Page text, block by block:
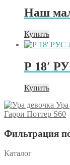
Наш
Купить
Р 18′
Купить
Ура
Гарри Поттер S60
Фильтрация
Каталог